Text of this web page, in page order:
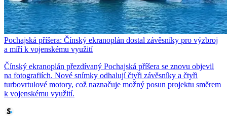
Pochajská příšera: Čínský ekranoplán dostal závěsníky pro výzbroj
a míří k vojenskému využití
Čínský ekranoplán přezdívaný Pochajská příšera se znovu objevil
na fotografiích. Nové snímky odhalují čtyři závěsníky a čtyři
turbovrtulové motory, což naznačuje možný posun projektu směrem
k vojenskému využití.